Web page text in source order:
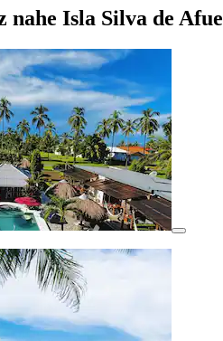
Isla Silva de